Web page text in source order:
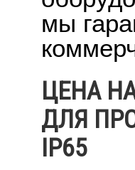
мы
ЦЕНА
ДЛЯ
IP65